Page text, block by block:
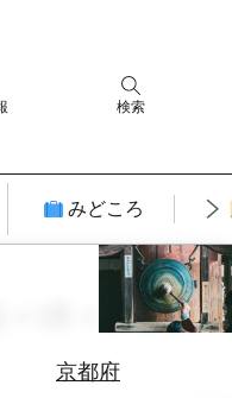
検索
みどころ
京都府
× 1月 × フォト